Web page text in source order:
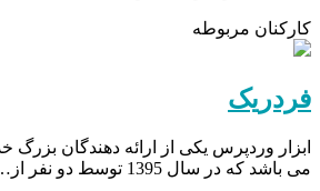
کارکنان مربوطه
فردریک
ابزار وردپرس یکی از ارائه دهندگان
می باشد که در سال 1395 توسط دو نفر از…